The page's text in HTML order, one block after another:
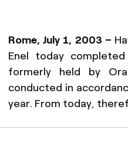
Rome, July 1, 2003 –
Enel today
formerly held by
conducted in
year. From today,